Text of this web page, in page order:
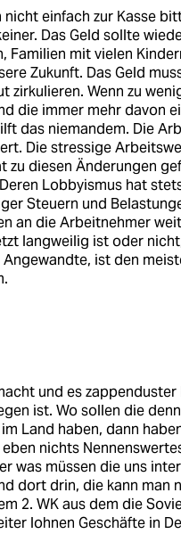
einfach zur Kasse
Das Geld sollte
Familien mit vielen
Zukunft. Das Geld
Wenn zu
die immer mehr davon
das niemandem. Die
Die stressige
zu diesen Änderungen
Lobbyismus hat
Steuern und
an die Arbeitnehmer
langweilig ist oder
ist den
und es
ist. Wo sollen die
Land haben, dann
nichts
was müssen die uns
dort drin, die kann man
2. WK aus dem die
lohnen Geschäfte in